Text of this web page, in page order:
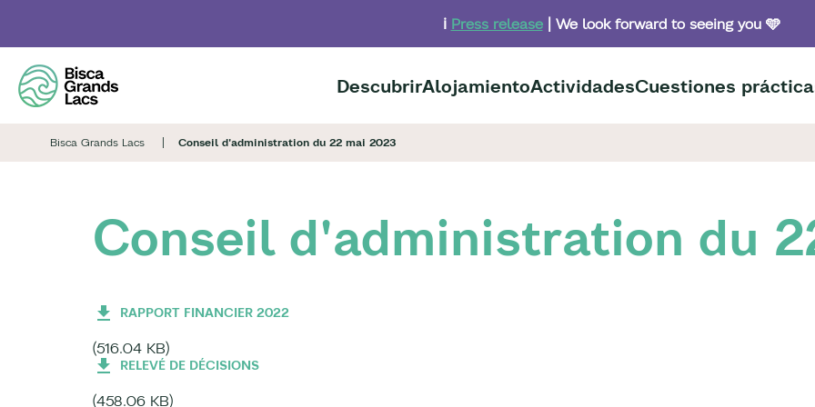
main
content
ℹ️ Press release| We look forward to seeing you 🩵
DescubrirAlojamientoActividadesCuestiones
Bisca Grands Lacs Conseil d'administration du 22 mai 2023
Conseil d'administration du
RAPPORT FINANCIER 2022
(516.04 KB)
RELEVÉ DE DÉCISIONS
(458.06 KB)